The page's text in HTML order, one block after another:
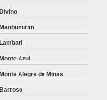
Divino
Manhumirim
Lambari
Monte Azul
Monte Alegre de Minas
Barroso